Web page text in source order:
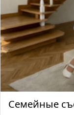
Семейные